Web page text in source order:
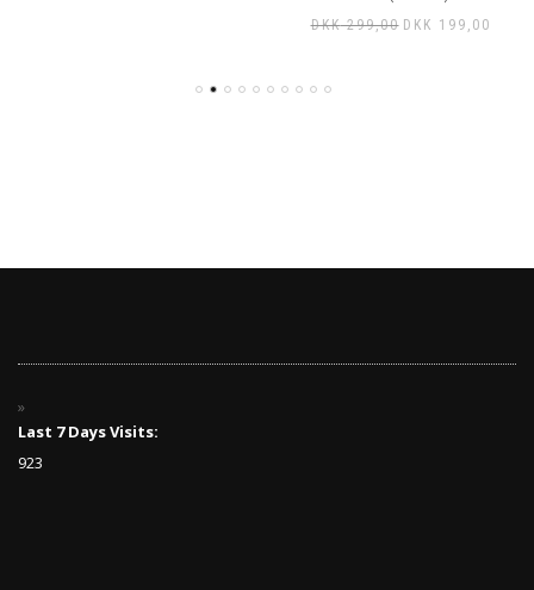
DKK299,00 DKK 199,00
Last 7 Days Visits:
923